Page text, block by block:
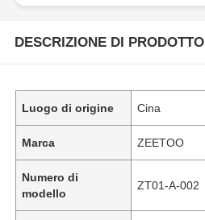
DESCRIZIONE DI PRODOTTO
Luogo di origine Cina
Marca ZEETOO
Numero di
modello
ZT01-A-002